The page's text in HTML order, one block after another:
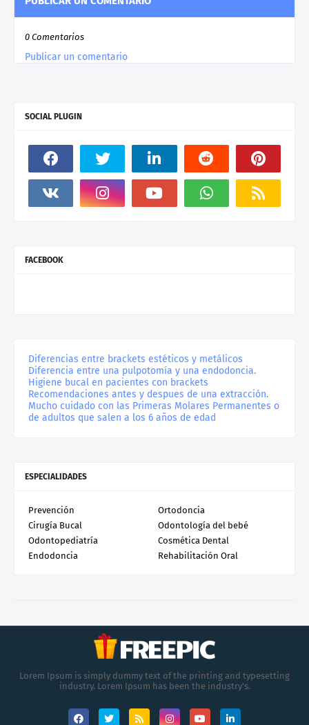
0 Comentarios
Publicar un comentario
SOCIAL PLUGIN
FACEBOOK
Diferencias entre brackets estéticos y metálicos
Diferencia entre una pulpotomía y una endodoncia.
Higiene bucal en pacientes con brackets
Recomendaciones antes y despues de una extracción.
Mucho cuidado con las Primeras Molares Permanentes o
de adultos que salen a los 6 años de edad
ESPECIALIDADES
Prevención
Ortodoncia
Cirugía Bucal
Odontología del bebé
Odontopediatría
Cosmética Dental
Endodoncia
Rehabilitación Oral
Lorem Ipsum is simply dummy text of the printing and typesetting
industry. Lorem Ipsum has been the industry's.